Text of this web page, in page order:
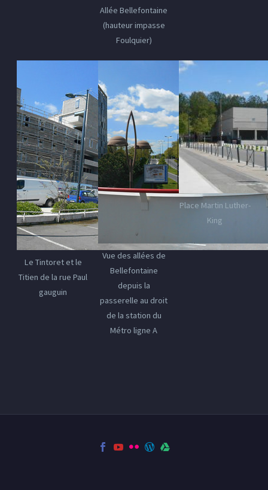
Allée Bellefontaine
(hauteur impasse
Foulquier)
Le Tintoret et le
Titien de la rue Paul
gauguin
Vue des allées de
Bellefontaine
depuis la
passerelle au droit
de la station du
Métro ligne A
Place Martin Luther-
King